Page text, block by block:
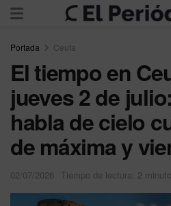
Portada Ceuta
El tiempo en
jueves 2 de
habla de cielo
de máxima y
02/07/2026 Tiempo de lectura: 2